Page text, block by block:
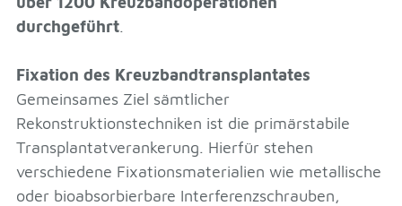
durchgeführt.
Fixation des Kreuzbandtransplantates
Gemeinsames Ziel sämtlicher
Rekonstruktionstechniken ist die primärstabile
Transplantatverankerung. Hierfür stehen
verschiedene Fixationsmaterialien wie metallische
oder bioabsorbierbare Interferenzschrauben,